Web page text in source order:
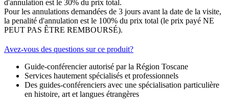
d'annulation est le 30% du prix total.
Pour les annulations demandées de 3 jours avant la date de la visite,
la penalité d'annulation est le 100% du prix total (le prix payé NE
PEUT PAS ÊTRE REMBOURSÉ).
Avez-vous des questions sur ce produit?
Guide-conférencier autorisé par la Région Toscane
Services hautement spécialisés et professionnels
Des guides-conférenciers avec une spécialisation particulière
en histoire, art et langues étrangères